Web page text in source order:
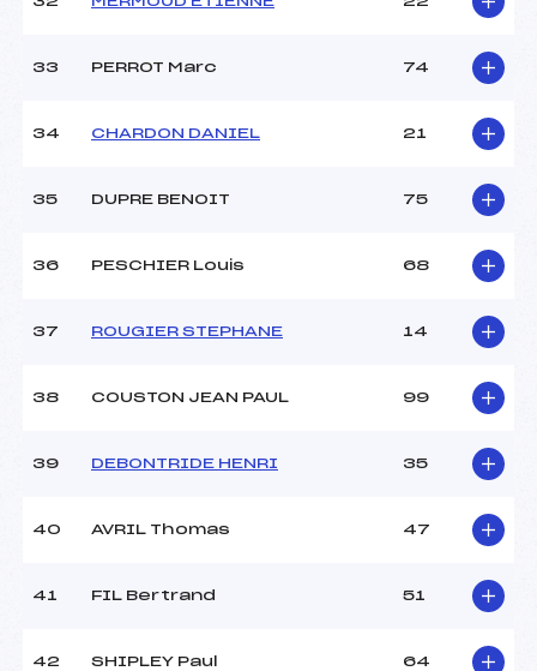
33 PERROT Marc 74
34 CHARDON DANIEL 21
35 DUPRE BENOIT 75
36 PESCHIER Louis 68
37 ROUGIER STEPHANE 14
38 COUSTON JEAN PAUL 99
39 DEBONTRIDE HENRI 35
40 AVRIL Thomas 47
41 FIL Bertrand 51
42 SHIPLEY Paul 64